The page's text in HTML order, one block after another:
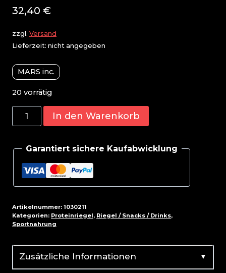
32,40 €
zzgl. Versand
Lieferzeit: nicht angegeben
MARS inc.
20 vorrätig
Bounty
High
Bar
(12x52g)
Menge
In den Warenkorb
Garantiert sichere Kaufabwicklung
Artikelnummer: 1030211
Kategorien: Proteinriegel, Riegel / Snacks / Drinks,
Sportnahrung
Zusätzliche Informationen ▼